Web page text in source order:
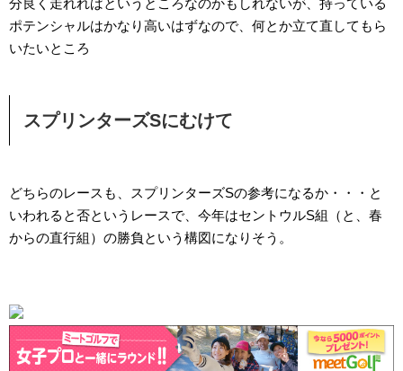
分良く走れればというところなのかもしれないが、持っている
ポテンシャルはかなり高いはずなので、何とか立て直してもら
いたいところ
スプリンターズSにむけて
どちらのレースも、スプリンターズSの参考になるか・・・と
いわれると否というレースで、今年はセントウルS組（と、春
からの直行組）の勝負という構図になりそう。